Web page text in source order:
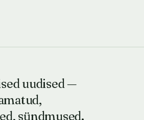
uudised —
sündmused.